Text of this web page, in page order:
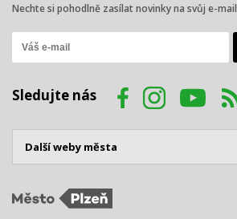
Nechte si pohodlně zasílat novinky na svůj e-mail
Sledujte nás